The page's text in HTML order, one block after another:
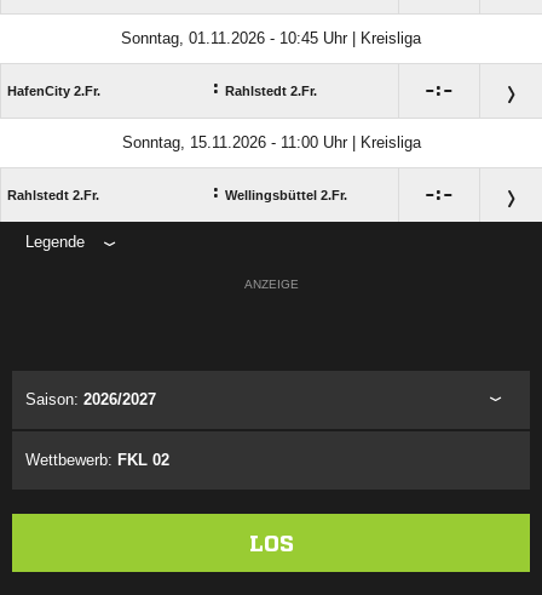
Sonntag, 01.11.2026 - 10:45 Uhr | Kreisliga
HafenCity 2.Fr. : Rahlstedt 2.Fr. :
Sonntag, 15.11.2026 - 11:00 Uhr | Kreisliga
Rahlstedt 2.Fr. : Wellingsbüttel 2.Fr. :
Legende
ANZEIGE
Saison: 2026/2027
Wettbewerb: FKL 02
LOS